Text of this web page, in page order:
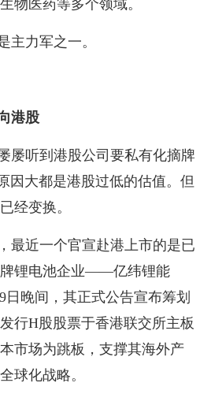
物医药等多个领域。
主力军之一。
港股
屡听到港股公司要私有化摘牌
因大都是港股过低的估值。但
经变换。
最近一个官宣赴港上市的是已
牌锂电池企业——亿纬锂能
9日晚间，其正式公告宣布筹划
行H股股票于香港联交所主板
市场为跳板，支撑其海外产
球化战略。